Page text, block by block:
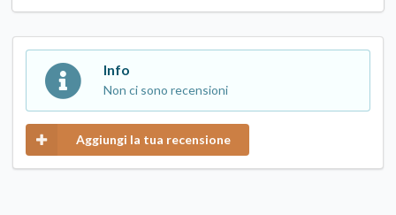
Info
Non ci sono recensioni
Aggiungi la tua recensione